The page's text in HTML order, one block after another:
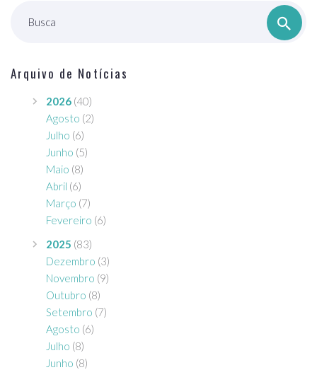
Busca
Arquivo de Notícias
2026 (40)
Agosto (2)
Julho (6)
Junho (5)
Maio (8)
Abril (6)
Março (7)
Fevereiro (6)
2025 (83)
Dezembro (3)
Novembro (9)
Outubro (8)
Setembro (7)
Agosto (6)
Julho (8)
Junho (8)